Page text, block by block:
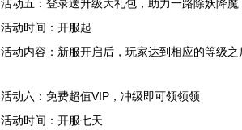
活动五：登录送升级大礼包，助力一路除妖降魔
活动时间：开服起
活动内容：新服开启后，玩家达到相应的等级
活动六：免费超值VIP，冲级即可领领领
活动时间：开服七天